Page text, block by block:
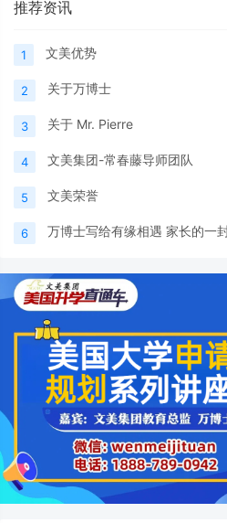
推荐资讯
1 文美优势
2 关于万博士
3 关于 Mr. Pierre
4 文美集团-常春藤导师团队
5 文美荣誉
6 万博士写给有缘相遇 家长的一